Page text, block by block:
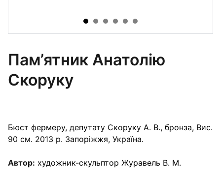
Пам’ятник Анатолію
Скоруку
Бюст фермеру, депутату Скоруку А. В., бронза, Вис.
90 см. 2013 р. Запоріжжя, Україна.
Автор: художник-скульптор Журавель В. М.